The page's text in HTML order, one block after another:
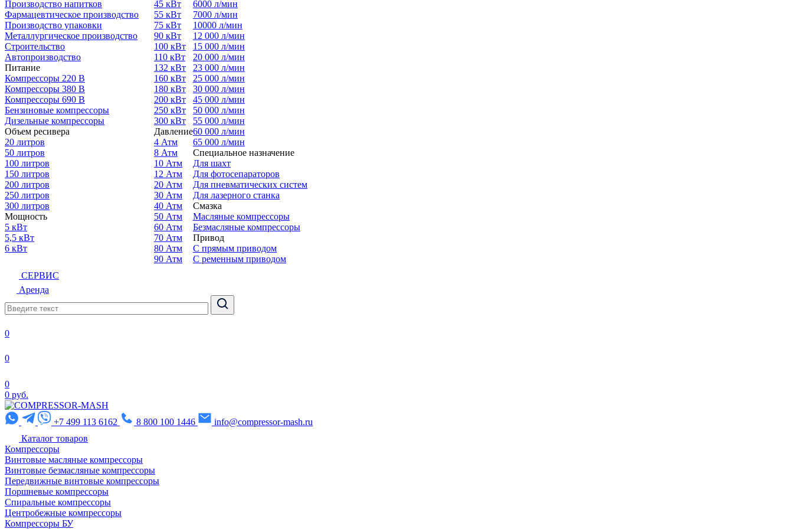
Производство напитков
Фармацевтическое производство
Производство упаковки
Металлургическое производство
Строительство
Автопроизводство
Питание
Компрессоры 220 В
Компрессоры 380 В
Компрессоры 690 В
Бензиновые компрессоры
Дизельные компрессоры
Объем ресивера
20 литров
50 литров
100 литров
150 литров
200 литров
250 литров
300 литров
Мощность
5 кВт
5,5 кВт
6 кВт
45 кВт
55 кВт
75 кВт
90 кВт
100 кВт
110 кВт
132 кВт
160 кВт
180 кВт
200 кВт
250 кВт
300 кВт
Давление
4 Атм
8 Атм
10 Атм
12 Атм
20 Атм
30 Атм
40 Атм
50 Атм
60 Атм
70 Атм
80 Атм
90 Атм
6000 л/мин
7000 л/мин
10000 л/мин
12 000 л/мин
15 000 л/мин
20 000 л/мин
23 000 л/мин
25 000 л/мин
30 000 л/мин
45 000 л/мин
50 000 л/мин
55 000 л/мин
60 000 л/мин
65 000 л/мин
Специальное назначение
Для шахт
Для фотосепараторов
Для пневматических систем
Для лазерного станка
Смазка
Масляные компрессоры
Безмасляные компрессоры
Привод
С прямым приводом
С ременным приводом
СЕРВИС
Аренда
0
0
0
0 руб.
+7 499 113 6162 8 800 100 1446
info@compressor-mash.ru
Каталог товаров
Компрессоры
Винтовые масляные компрессоры
Винтовые безмасляные компрессоры
Передвижные винтовые компрессоры
Поршневые компрессоры
Спиральные компрессоры
Центробежные компрессоры
Компрессоры БУ